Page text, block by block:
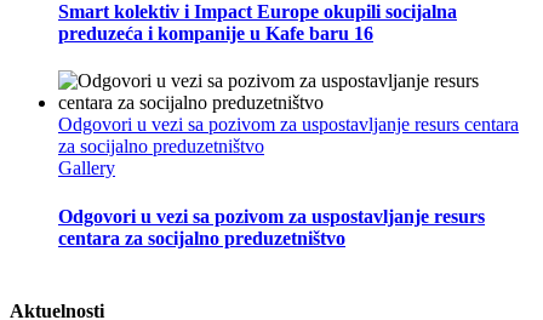
Smart kolektiv i Impact Europe okupili socijalna
preduzeća i kompanije u Kafe baru 16
Odgovori u vezi sa pozivom za uspostavljanje resurs centara
za socijalno preduzetništvo
Gallery
Odgovori u vezi sa pozivom za uspostavljanje resurs
centara za socijalno preduzetništvo
Aktuelnosti